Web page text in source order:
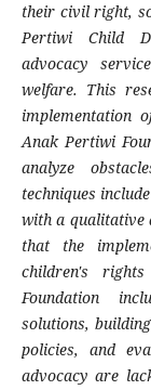
their civil right,
Pertiwi Child
advocacy
welfare. This
implementation
Anak Pertiwi
analyze
techniques
with a qualitative
that the
children's
Foundation
solutions,
policies, and
advocacy are